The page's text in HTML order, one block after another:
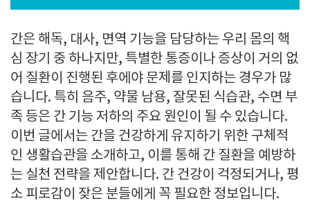
간은 해독, 대사, 면역 기능을 담당하는 우리 몸의 핵
심 장기 중 하나지만, 특별한 통증이나 증상이 거의 없
어 질환이 진행된 후에야 문제를 인지하는 경우가 많
습니다. 특히 음주, 약물 남용, 잘못된 식습관, 수면 부
족 등은 간 기능 저하의 주요 원인이 될 수 있습니다.
이번 글에서는 간을 건강하게 유지하기 위한 구체적
인 생활습관을 소개하고, 이를 통해 간 질환을 예방하
는 실천 전략을 제안합니다. 간 건강이 걱정되거나, 평
소 피로감이 잦은 분들에게 꼭 필요한 정보입니다.